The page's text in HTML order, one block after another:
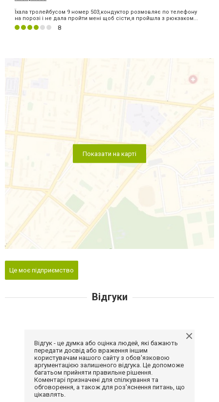
Їхала тролейбусом 9 номер 503,кондуктор розмовляє по телефону
на порозі і не дала пройти мені щоб сісти,я пройшла з рюкзаком...
8
Показати на карті
Це моє підприємство
Відгуки
Відгук - це думка або оцінка людей, які бажають
передати досвід або враження іншим
користувачам нашого сайту з обов'язковою
аргументацією залишеного відгука. Це допоможе
багатьом прийняти правильне рішення.
Коментарі призначені для спілкування та
обговорення, а також для роз'яснення питань, що
цікавлять.